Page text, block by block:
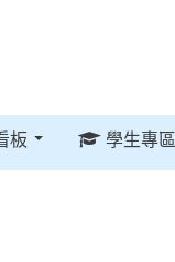
板 學生專區